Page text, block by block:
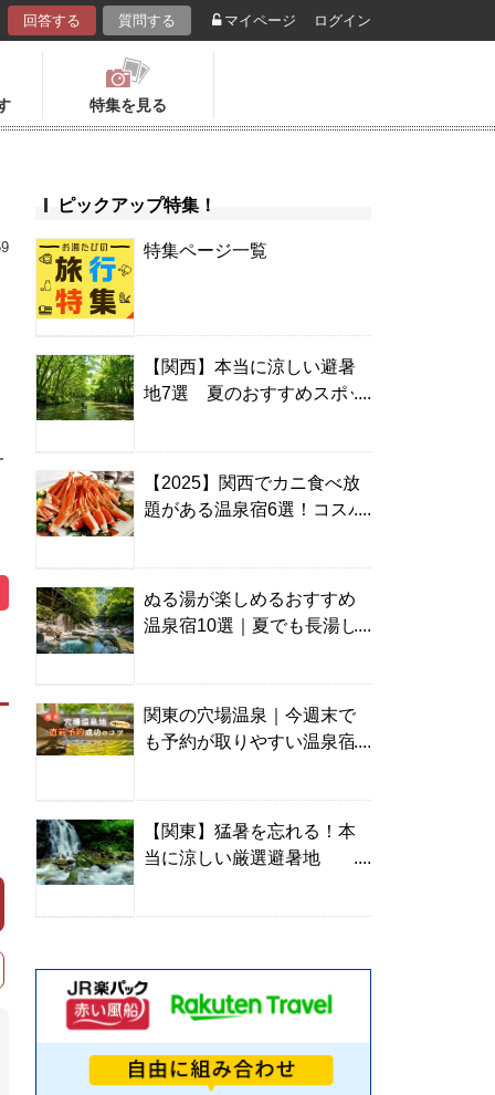
回答する 質問する マイページ ログイン
特集を見る
ピックアップ特集！
特集ページ一覧
【関西】本当に涼しい避暑
地7選 夏のおすすめスポッ
【2025】関西でカニ食べ放
題がある温泉宿6選！コスパ
ぬる湯が楽しめるおすすめ
温泉宿10選｜夏でも長湯し
関東の穴場温泉｜今週末で
も予約が取りやすい温泉宿
【関東】猛暑を忘れる！本
当に涼しい厳選避暑地